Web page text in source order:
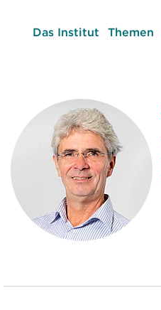
Das Institut Themen